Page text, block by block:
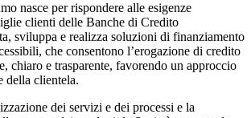
nasce per rispondere alle esigenze
clienti delle Banche di Credito
sviluppa e realizza soluzioni di finanziamento
che consentono l’erogazione di credito
chiaro e trasparente, favorendo un approccio
della clientela.
dei servizi e dei processi e la